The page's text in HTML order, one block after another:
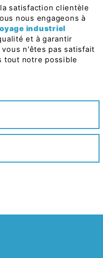
satisfaction clientèle
nous engageons à
industriel
et à garantir
n'êtes pas satisfait
tout notre possible